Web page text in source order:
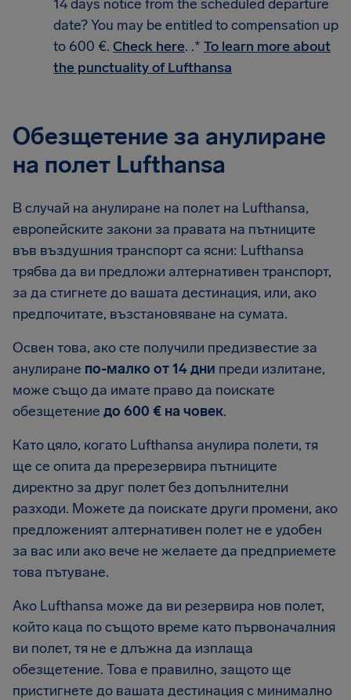
14 days notice from the scheduled departure
date? You may be entitled to compensation up
to 600 €. Check here. .* To learn more about
the punctuality of Lufthansa
Обезщетение за анулиране
на полет Lufthansa
В случай на анулиране на полет на Lufthansa,
европейските закони за правата на пътниците
във въздушния транспорт са ясни: Lufthansa
трябва да ви предложи алтернативен транспорт,
за да стигнете до вашата дестинация, или, ако
предпочитате, възстановяване на сумата.
Освен това, ако сте получили предизвестие за
анулиране по-малко от 14 дни преди излитане,
може също да имате право да поискате
обезщетение до 600 € на човек.
Като цяло, когато Lufthansa анулира полети, тя
ще се опита да пререзервира пътниците
директно за друг полет без допълнителни
разходи. Можете да поискате други промени, ако
предложеният алтернативен полет не е удобен
за вас или ако вече не желаете да предприемете
това пътуване.
Ако Lufthansa може да ви резервира нов полет,
който каца по същото време като първоначалния
ви полет, тя не е длъжна да изплаща
обезщетение. Това е правилно, защото ще
пристигнете до вашата дестинация с минимално